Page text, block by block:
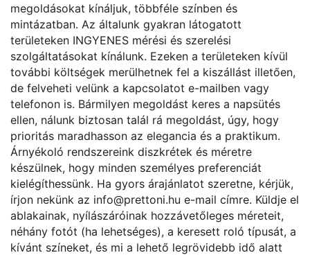
megoldásokat kínáljuk, többféle színben és
mintázatban. Az általunk gyakran látogatott
területeken INGYENES mérési és szerelési
szolgáltatásokat kínálunk. Ezeken a területeken kívül
további költségek merülhetnek fel a kiszállást illetően,
de felveheti velünk a kapcsolatot e-mailben vagy
telefonon is. Bármilyen megoldást keres a napsütés
ellen, nálunk biztosan talál rá megoldást, úgy, hogy
prioritás maradhasson az elegancia és a praktikum.
Árnyékoló rendszereink diszkrétek és méretre
készülnek, hogy minden személyes preferenciát
kielégíthessünk. Ha gyors árajánlatot szeretne, kérjük,
írjon nekünk az info@prettoni.hu e-mail címre. Küldje el
ablakainak, nyílászáróinak hozzávetőleges méreteit,
néhány fotót (ha lehetséges), a keresett roló típusát, a
kívánt színeket, és mi a lehető legrövidebb idő alatt